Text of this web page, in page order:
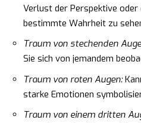
Verlust der Perspektive oder
bestimmte Wahrheit zu
Traum von stechenden
Sie sich von jemandem
Traum von roten Augen:
starke Emotionen
Traum von einem dritten